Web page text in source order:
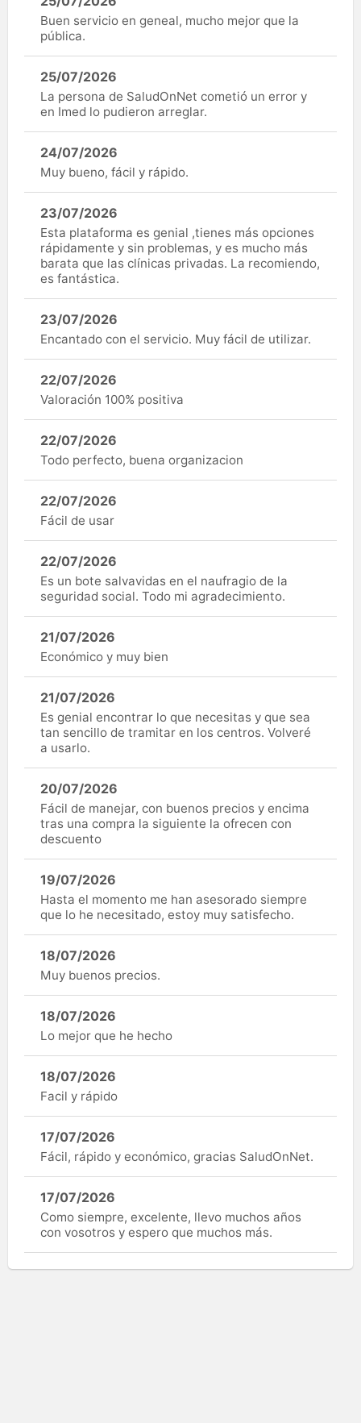
Buen servicio en geneal, mucho mejor que la
pública.
25/07/2026
La persona de SaludOnNet cometió un error y
en Imed lo pudieron arreglar.
24/07/2026
Muy bueno, fácil y rápido.
23/07/2026
Esta plataforma es genial ,tienes más opciones
rápidamente y sin problemas, y es mucho más
barata que las clínicas privadas. La recomiendo,
es fantástica.
23/07/2026
Encantado con el servicio. Muy fácil de utilizar.
22/07/2026
Valoración 100% positiva
22/07/2026
Todo perfecto, buena organizacion
22/07/2026
Fácil de usar
22/07/2026
Es un bote salvavidas en el naufragio de la
seguridad social. Todo mi agradecimiento.
21/07/2026
Económico y muy bien
21/07/2026
Es genial encontrar lo que necesitas y que sea
tan sencillo de tramitar en los centros. Volveré
a usarlo.
20/07/2026
Fácil de manejar, con buenos precios y encima
tras una compra la siguiente la ofrecen con
descuento
19/07/2026
Hasta el momento me han asesorado siempre
que lo he necesitado, estoy muy satisfecho.
18/07/2026
Muy buenos precios.
18/07/2026
Lo mejor que he hecho
18/07/2026
Facil y rápido
17/07/2026
Fácil, rápido y económico, gracias SaludOnNet.
17/07/2026
Como siempre, excelente, llevo muchos años
con vosotros y espero que muchos más.